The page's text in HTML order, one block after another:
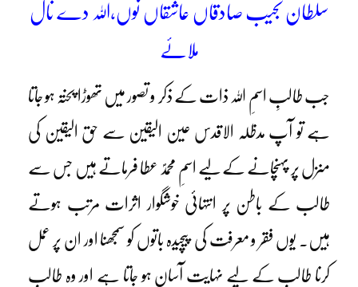
سلطان نجیب صادقاں عاشقاں نوں،اللہ دے نال
ملائے
جب طالبِ اسمِ اللہ ذات کے ذکر و تصور میں تھوڑا پختہ ہو جاتا
ہے تو آپ مدظلہ الاقدس عین الیقین سے حق الیقین کی
منزل پر پہنچانے کے لیے اسمِ محمدؐ عطا فرماتے ہیں جس سے
طالب کے باطن پر انتہائی خوشگوار اثرات مرتب ہوتے
ہیں۔ یوں فقر و معرفت کی پیچیدہ باتوں کو سمجھنا اور ان پر عمل
کرنا طالب کے لیے نہایت آسان ہو جاتا ہے اور وہ طالب